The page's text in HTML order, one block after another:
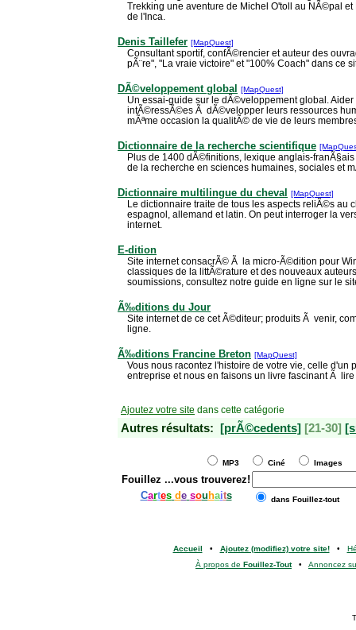
Trekking une aventure de Michel O'toll au NÃ©pal
de l'Inca.
Denis Taillefer [MapQuest]
Consultant sportif, confÃ©rencier et auteur des
pÃ¨re", "La vraie victoire" et "100% Coach" dans ce
DÃ©veloppement global [MapQuest]
Un essai-guide sur le dÃ©veloppement global.
intÃ©ressÃ©es Ã dÃ©velopper leurs ressources
mÃªme occasion la qualitÃ© de vie de leurs
Dictionnaire de la recherche scientifique
Plus de 1400 dÃ©finitions, lexique anglais-
de la recherche en sciences humaines, sociales et
Dictionnaire multilingue du cheval [MapQuest]
Le dictionnaire traite de tous les aspects reliÃ©s au
espagnol, allemand et latin. On peut interroger la
internet.
E-dition
Site internet consacrÃ© Ã la micro-Ã©dition pour
classiques de la littÃ©rature et des nouveaux
soumissions, consultez notre guide en ligne sur le
Ã‰ditions du Jour
Site internet de ce cet Ã©diteur; produits Ã venir,
ligne.
Ã‰ditions Francine Breton [MapQuest]
Vous nous racontez l'histoire de votre vie, celle d'un
entreprise et nous en faisons un livre fascinant Ã
Ajoutez votre site dans cette catégorie
Autres résultats: [prÃ©cedents] [21-30]
MP3 Ciné Images
Fouillez ...vous trouverez!
Cartes de sou haits dans Fouillez-tout
Accueil • Ajoutez (modifiez) votre site!•
À propos de Fouillez-Tout• Annoncez